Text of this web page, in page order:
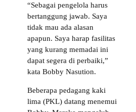
“Sebagai pengelola harus
bertanggung jawab. Saya
tidak mau ada alasan
apapun. Saya harap fasilitas
yang kurang memadai ini
dapat segera di perbaiki,”
kata Bobby Nasution.
Beberapa pedagang kaki
lima (PKL) datang menemui